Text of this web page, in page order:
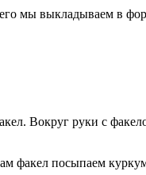
мы выкладываем в
Вокруг руки с
факел посыпаем